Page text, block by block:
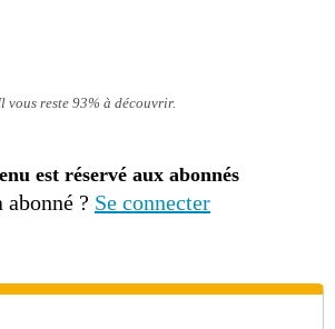
vous reste 93% à découvrir.
est réservé aux abonnés
abonné ? Se connecter